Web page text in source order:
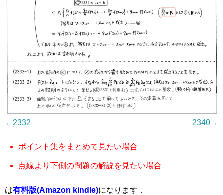
←2332 2340→
ポイント集をまとめて見たい場合
点線より下側の問題の解説を見たい場合
は有料版(Amazon kindle)になります．